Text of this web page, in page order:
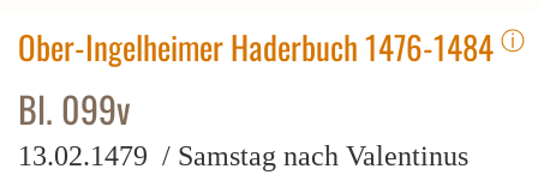
Ober-Ingelheimer Haderbuch 1476-1484 ⓘ
Bl. 099v
13.02.1479 / Samstag nach Valentinus